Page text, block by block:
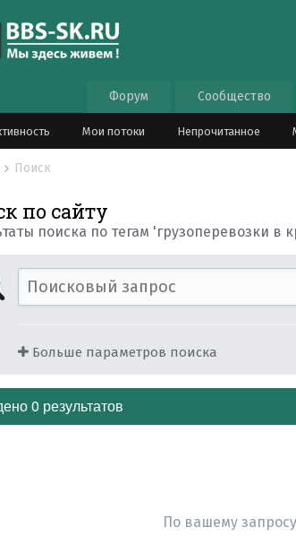
Форум Сообщество
Мои потоки Непрочитанное
Поиск
по сайту
поиска по тегам 'грузоперевозки в
Больше параметров поиска
0 результатов
По вашему